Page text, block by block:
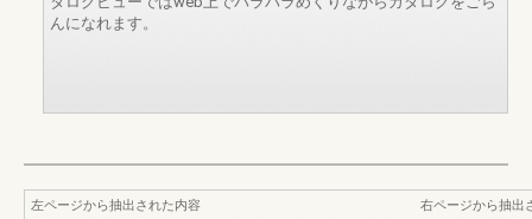
んになれます。
左ページから抽出された内容
右ページから抽出